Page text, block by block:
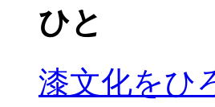
ひと
漆文化をひ